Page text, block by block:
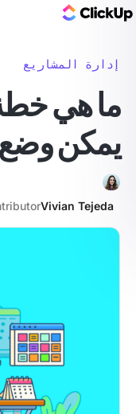
إدارة المشاريع
ما هي
يمكن
Vivian Tejeda